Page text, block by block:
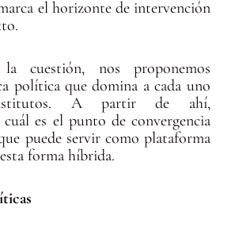
el horizonte de intervención
cuestión, nos proponemos
política que domina a cada uno
A partir de ahí,
es el punto de convergencia
puede servir como plataforma
forma híbrida.